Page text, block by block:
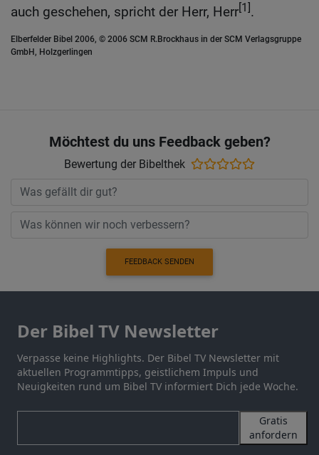
auch geschehen, spricht der Herr, Herr[1].
Elberfelder Bibel 2006, © 2006 SCM R.Brockhaus in der SCM Verlagsgruppe
GmbH, Holzgerlingen
Möchtest du uns Feedback geben?
Bewertung der Bibelthek
FEEDBACK SENDEN
Der Bibel TV Newsletter
Verpasse keine Highlights. Der Bibel TV Newsletter mit
aktuellen Programmtipps, geistlichem Impuls und
Neuigkeiten rund um Bibel TV informiert Dich jede Woche.
Gratis
anfordern